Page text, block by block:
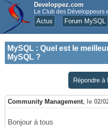
Developpez.com
Le Club des Développeurs
Actus Forum MySQL
MySQL : Quel est le
MySQL ?
Répondre
Community Management, le 02/
Bonjour à tous